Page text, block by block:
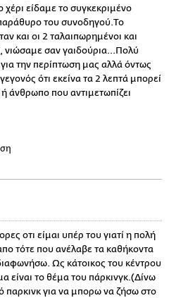
χέρι είδαμε το συγκεκριμένο
του συνοδηγού.Το
και οι 2 ταλαιπωρημένοι και
νιώσαμε σαν γαιδούρια...Πολύ
την περίπτωση μας αλλά όντως
ότι εκείνα τα 2 λεπτά μπορεί
άνθρωπο που αντιμετωπίζει
οτι είμαι υπέρ του γιατί η πολή
τότε που ανέλαβε τα καθήκοντα
Ως κάτοικος του κέντρου
είναι το θέμα του πάρκινγκ.(Δίνω
παρκινκ για να μπορω να ζήσω στο